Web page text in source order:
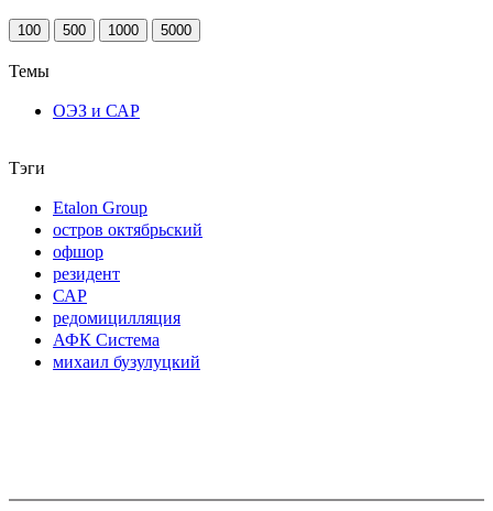
100 500 1000 5000
Темы
ОЭЗ и САР
Тэги
Etalon Group
остров октябрьский
офшор
резидент
САР
редомицилляция
АФК Система
михаил бузулуцкий